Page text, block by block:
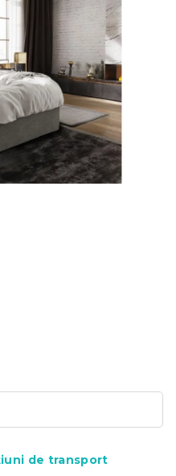
de transport